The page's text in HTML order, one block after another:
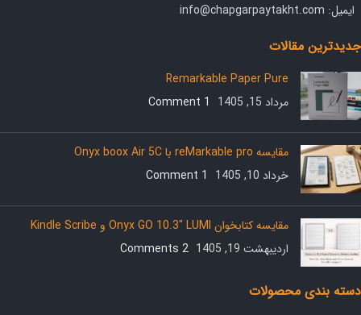
ایمیل: info@chapgarpaytakht.com
جدیدترین مقالات
Remarkable Paper Pure
مرداد 15, 1405
1 Comment
مقایسه reMarkable pro با Onyx boox Air 5C
خرداد 10, 1405
1 Comment
مقایسه کتابخوان Onyx GO 10.3″ LUMI و Kindle Scribe
اردیبهشت 19, 1405
2 Comments
دسته بندی محصولات